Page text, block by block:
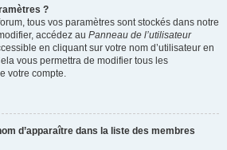
?
tous vos paramètres sont stockés dans notre
accédez au Panneau de l’utilisateur
en cliquant sur votre nom d’utilisateur en
vous permettra de modifier tous les
votre compte.
d’apparaître dans la liste des membres